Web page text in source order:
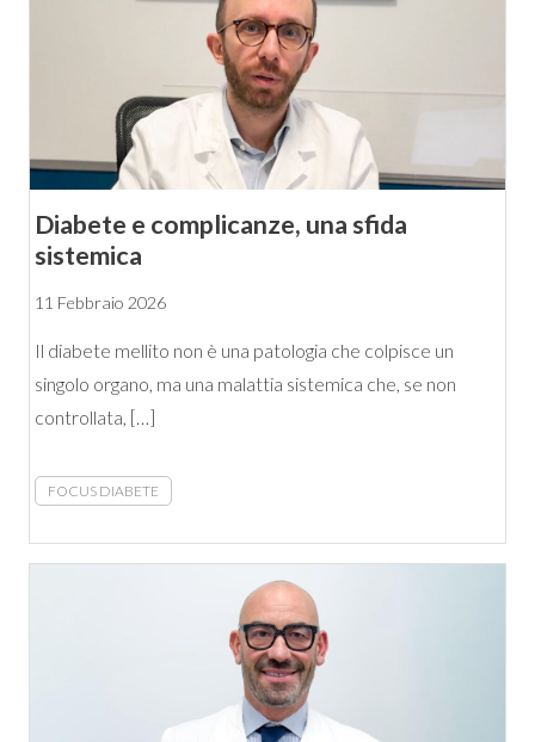
Diabete e complicanze, una sfida
sistemica
11 Febbraio 2026
Il diabete mellito non è una patologia che colpisce un
singolo organo, ma una malattia sistemica che, se non
controllata, […]
FOCUS DIABETE